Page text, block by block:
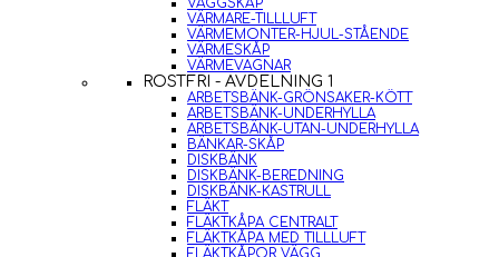
VÄGGSKÅP
VÄRMARE-TILLLUFT
VÄRMEMONTER-HJUL-STÅENDE
VÄRMESKÅP
VÄRMEVAGNAR
ROSTFRI - AVDELNING 1
ARBETSBÄNK-GRÖNSAKER-KÖTT
ARBETSBÄNK-UNDERHYLLA
ARBETSBÄNK-UTAN-UNDERHYLLA
BÄNKAR-SKÅP
DISKBÄNK
DISKBÄNK-BEREDNING
DISKBÄNK-KASTRULL
FLÄKT
FLÄKTKÅPA CENTRALT
FLÄKTKÅPA MED TILLLUFT
FLÄKTKÅPOR VÄGG